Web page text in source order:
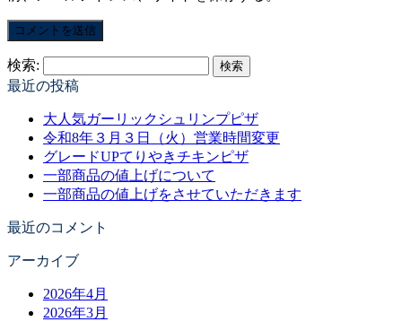
検索:
最近の投稿
大人気ガーリックシュリンプピザ
令和8年３月３日（火）営業時間変更
グレードUPてりやきチキンピザ
一部商品の値上げについて
一部商品の値上げをさせていただきます
最近のコメント
アーカイブ
2026年4月
2026年3月